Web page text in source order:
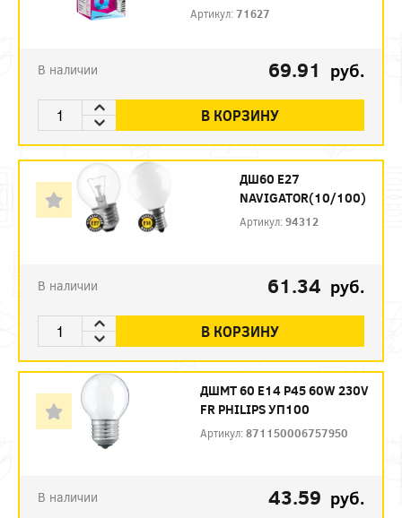
Артикул:71627
В наличии 69.91 руб.
В КОРЗИНУ
ДШ60 Е27
NAVIGATOR(10/100)
Артикул:94312
В наличии 61.34 руб.
В КОРЗИНУ
ДШМТ 60 Е14 P45 60W 230V
FR PHILIPS УП100
Артикул:871150006757950
В наличии 43.59 руб.